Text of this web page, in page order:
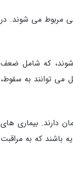
مربوط می‌ شوند. در
شوند، که شامل ضعف
توانند به سقوط،
دارند. بیماری‌ های
باشند که به مراقبت